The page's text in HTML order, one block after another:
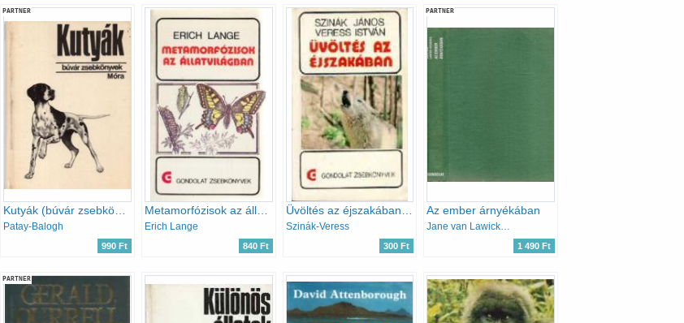
PARTNER
Kutyák (búvár zsebkönyvek)
Patay-Balogh
990 Ft
Metamorfózisok az állatvilágban (gondolat zsebkönyvek)
Erich Lange
840 Ft
Üvöltés az éjszakában (gondolat zsebkönyvek)
Szinák-Veress
300 Ft
PARTNER
Az ember árnyékában
Jane van Lawick-Goodall
1 490 Ft
PARTNER